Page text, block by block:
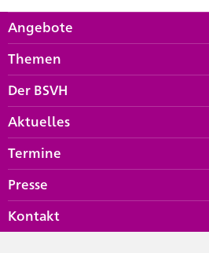
Angebote
Themen
Der BSVH
Aktuelles
Termine
Presse
Kontakt